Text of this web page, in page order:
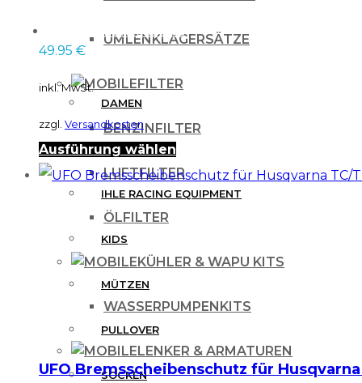
UMLENKLAGERSÄTZE
FILTER
BENZINFILTER
LUFTFILTER
ÖLFILTER
KÜHLER & WAPU KITS
WASSERPUMPENKITS
LENKER & ARMATUREN
FREIZEITBEKLEIDUNG
DAMEN
HERREN
IHLE RACING EQUIPMENT
KIDS
MÜTZEN
PULLOVER
SOCKEN
Produktseite
werden
49.95 €
inkl. MwSt.
zzgl. Versandkosten
Ausführung wählen
Produkt
weist
Die
können
UFO Bremsscheibenschutz für Husqvarna